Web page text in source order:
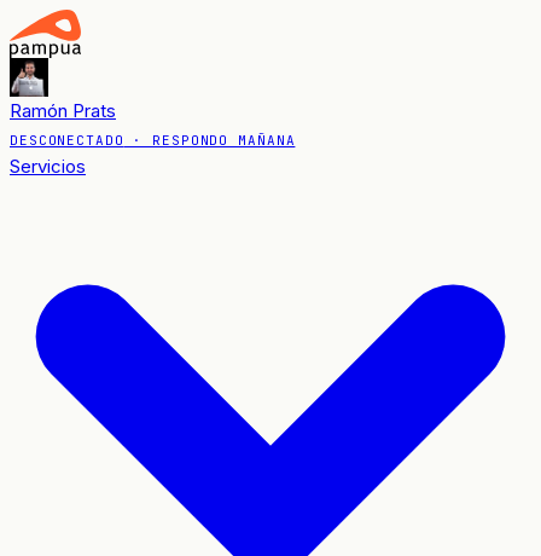
Ramón Prats
DESCONECTADO · RESPONDO MAÑANA
Servicios